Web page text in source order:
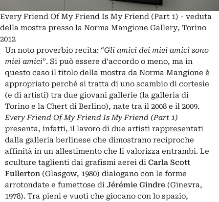
Every Friend Of My Friend Is My Friend (Part 1) - veduta
della mostra presso la Norma Mangione Gallery, Torino
2012
Un noto proverbio recita: “Gli amici dei miei amici sono
miei amici”. Si può essere d’accordo o meno, ma in
questo caso il titolo della mostra da Norma Mangione è
appropriato perché si tratta di uno scambio di cortesie
(e di artisti) tra due giovani gallerie (la galleria di
Torino e la Chert di Berlino), nate tra il 2008 e il 2009.
Every Friend Of My Friend Is My Friend (Part 1)
presenta, infatti, il lavoro di due artisti rappresentati
dalla galleria berlinese che dimostrano reciproche
affinità in un allestimento che li valorizza entrambi. Le
sculture taglienti dai grafismi aerei di Carla Scott
Fullerton (Glasgow, 1980) dialogano con le forme
arrotondate e fumettose di Jérémie Gindre (Ginevra,
1978). Tra pieni e vuoti che giocano con lo spazio,